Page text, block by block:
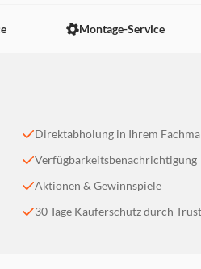
Montage-Service
Direktabholung in Ihrem
Verfügbarkeitsbenachrichtigung
Aktionen & Gewinnspiele
30 Tage Käuferschutz durch